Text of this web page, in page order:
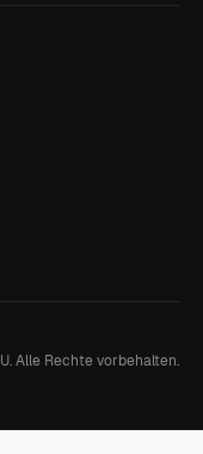
Alle Rechte vorbehalten.